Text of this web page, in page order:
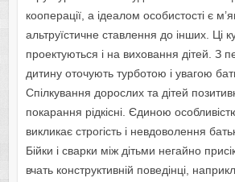
кооперації, а ідеалом особистості є
альтруїстичне ставлення до інших. Ці
проектуються і на виховання дітей. З
дитину оточують турботою і увагою
Спілкування дорослих та дітей
покарання рідкісні. Єдиною
викликає строгість і невдоволення
Бійки і сварки між дітьми негайно
вчать конструктивній поведінці,